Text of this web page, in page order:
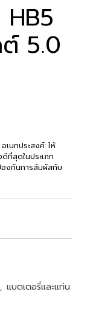
ต์ 5.0
เนกประสงค์: ให้
ที่สุดในประเภท
องกันการสัมผัสกับ
, แบตเตอรี่และแท่น